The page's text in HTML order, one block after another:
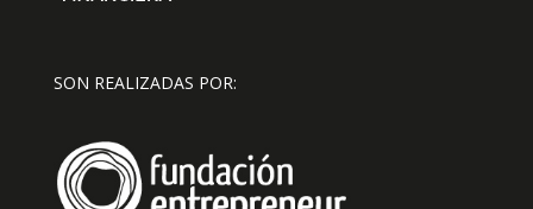
SON REALIZADAS POR: